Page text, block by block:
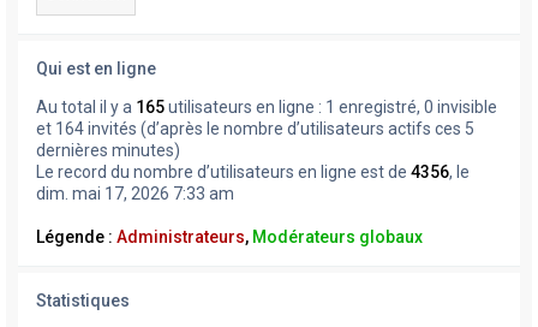
Qui est en ligne
Au total il y a 165utilisateurs en ligne : 1 enregistré, 0 invisible
et 164 invités (d’après le nombre d’utilisateurs actifs ces 5
dernières minutes)
Le record du nombre d’utilisateurs en ligne est de 4356, le
dim. mai 17, 2026 7:33 am
Légende : Administrateurs, Modérateurs globaux
Statistiques